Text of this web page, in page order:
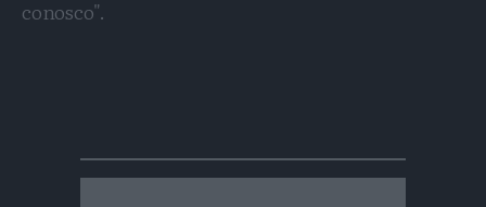
conosco".